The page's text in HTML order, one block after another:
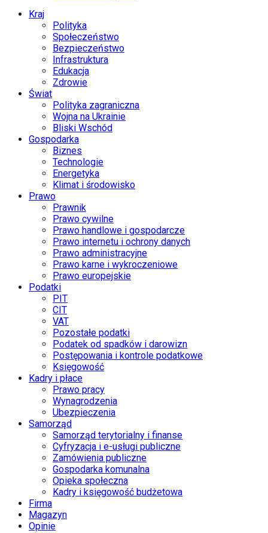
Kraj
Polityka
Społeczeństwo
Bezpieczeństwo
Infrastruktura
Edukacja
Zdrowie
Świat
Polityka zagraniczna
Wojna na Ukrainie
Bliski Wschód
Gospodarka
Biznes
Technologie
Energetyka
Klimat i środowisko
Prawo
Prawnik
Prawo cywilne
Prawo handlowe i gospodarcze
Prawo internetu i ochrony danych
Prawo administracyjne
Prawo karne i wykroczeniowe
Prawo europejskie
Podatki
PIT
CIT
VAT
Pozostałe podatki
Podatek od spadków i darowizn
Postępowania i kontrole podatkowe
Księgowość
Kadry i płace
Prawo pracy
Wynagrodzenia
Ubezpieczenia
Samorząd
Samorząd terytorialny i finanse
Cyfryzacja i e-usługi publiczne
Zamówienia publiczne
Gospodarka komunalna
Opieka społeczna
Kadry i księgowość budżetowa
Firma
Magazyn
Opinie